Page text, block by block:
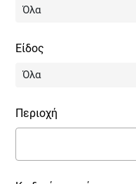
Είδος
Περιοχή